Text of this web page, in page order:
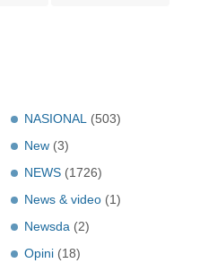
NASIONAL
(503)
New (3)
NEWS (1726)
News & video (1)
Newsda (2)
Opini (18)